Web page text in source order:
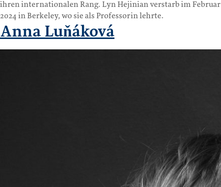
ihren internationalen Rang. Lyn Hejinian verstarb im Februar
2024 in Berkeley, wo sie als Professorin lehrte.
Anna Luňáková